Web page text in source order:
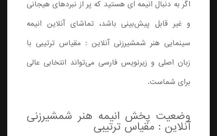
اگر به دنبال انیمه ای هستید که پر از نبردهای هیجانی
و غیر قابل پیش‌بینی باشد، تماشای آنلاین انیمه
سینمایی هنر شمشیرزنی آنلاین : مقیاس ترتیبی با
زبان اصلی و زیرنویس فارسی می‌تواند انتخابی عالی
برای شماست.
وضعیت پخش انیمه هنر شمشیرزنی
آنلاین : مقیاس ترتیبی